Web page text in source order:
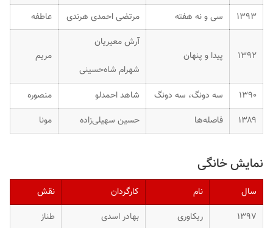
۱۳۹۳
سی و نه هفته مرتضی احمدی هرندی عاطفه
۱۳۹۲ پیدا و پنهان
آرش معیریان
شهرام شاه‌حسینی
مریم
۱۳۹۰ سه دونگ، سه دونگ شاهد احمدلو
منصوره
۱۳۸۹
فاصله‌ها حسین سهیلی‌زاده مونا
نمایش خانگی
سال نام کارگردان
نقش
۱۳۹۷
ریکاوری بهادر اسدی طناز